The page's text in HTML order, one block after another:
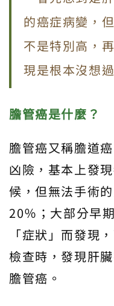
的癌症病變，
不是特別高，
現是根本沒想
膽管癌是什麼？
膽管癌又稱膽道
凶險，基本上發
候，但無法手術
20％；大部分早
「症狀」而發現
檢查時，發現肝
膽管癌。